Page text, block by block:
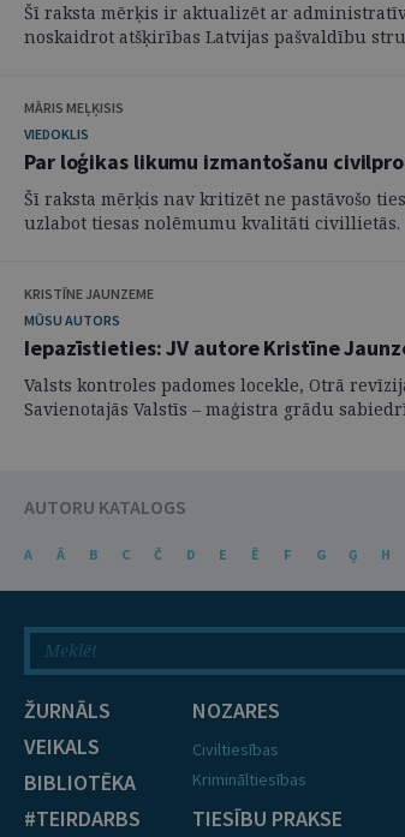
Šī raksta mērķis ir aktualizēt ar
noskaidrot atšķirības Latvijas pašvaldību
MĀRIS MEĻĶISIS
VIEDOKLIS
Par loģikas likumu izmantošanu
Šī raksta mērķis nav kritizēt ne pastāvošo
uzlabot tiesas nolēmumu kvalitāti civillietās.
KRISTĪNE JAUNZEME
MŪSU AUTORS
Iepazīstieties: JV autore Kristīne
Valsts kontroles padomes locekle, Otrā
Savienotajās Valstīs – maģistra grādu
AUTORU KATALOGS
A Ā B C Č D E Ē F G Ģ H
ŽURNĀLS
VEIKALS
BIBLIOTĒKA
#TEIRDARBS
NOZARES
Civiltiesības
Krimināltiesības
TIESĪBU PRAKSE